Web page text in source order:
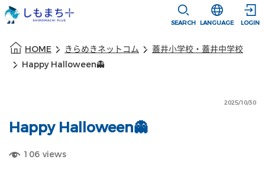
SEARCH
選択すると言
LANGUAGE LOGIN
HOME きらめきネットコム
蓋井小学校・蓋井中学校
Happy Halloween👻
2025/10/30
Happy Halloween👻
106 views